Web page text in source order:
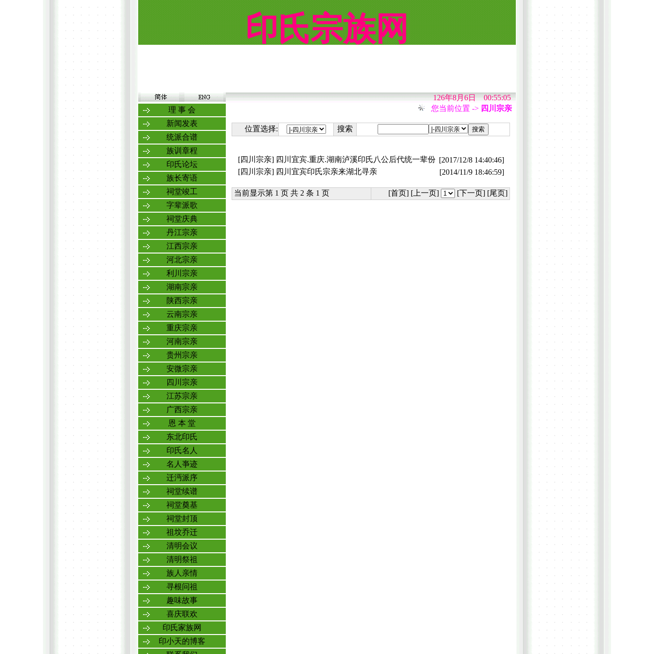
印氏宗族网
理 事 会
新闻发表
统派合谱
族训章程
印氏论坛
族长寄语
祠堂竣工
字辈派歌
祠堂庆典
丹江宗亲
江西宗亲
河北宗亲
利川宗亲
湖南宗亲
陕西宗亲
云南宗亲
重庆宗亲
河南宗亲
贵州宗亲
安微宗亲
四川宗亲
江苏宗亲
广西宗亲
恩 本 堂
东北印氏
印氏名人
名人亊迹
迁沔派序
祠堂续谱
祠堂奠基
祠堂封顶
祖坟乔迁
清明会议
清明祭祖
族人亲情
寻根问祖
趣味故事
喜庆联欢
印氏家族网
印小天的博客
126年8月6日 00:55:05
您当前位置 -> 四川宗亲
位置选择: 搜索
[四川宗亲] 四川宜宾.重庆.湖南泸溪印氏八公后代统一辈份 [2017/12/8 14:40:46]
[四川宗亲] 四川宜宾印氏宗亲来湖北寻亲 [2014/11/9 18:46:59]
当前显示第 1 页 共 2 条 1 页 [首页] [上一页] [下一页] [尾页]